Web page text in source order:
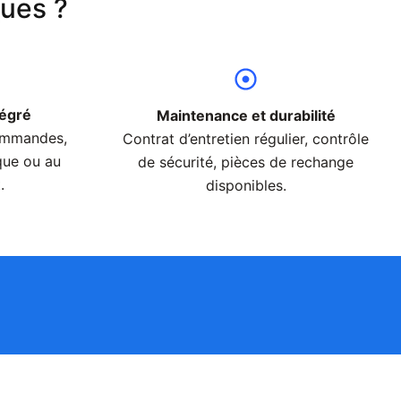
?
ou au
Maintenance et durabilité
Contrat d’entretien régulier, contrôle
de sécurité, pièces de rechange
disponibles.